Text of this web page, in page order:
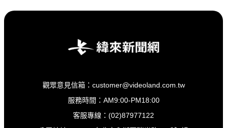
觀眾意見信箱：customer@videoland.com.tw
服務時間：AM9:00-PM18:00
客服專線：(02)87977122